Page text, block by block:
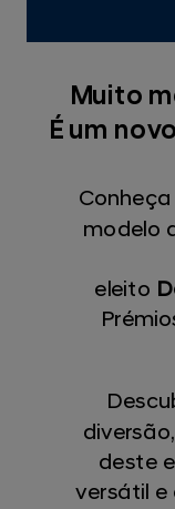
Muito
É um
Conheça
modelo
eleito
deste
versátil e